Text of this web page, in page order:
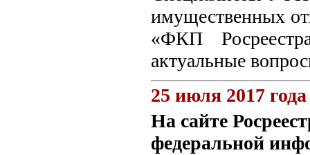
имущественных
«ФКП
актуальные
25 июля 2017 года
На сайте
федеральной